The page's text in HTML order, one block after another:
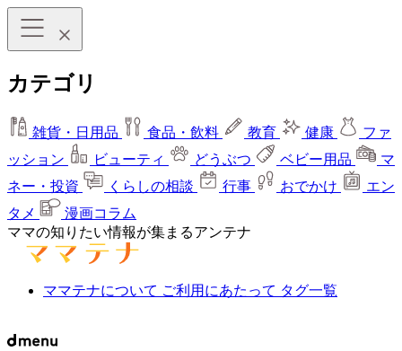
カテゴリ
雑貨・日用品 食品・飲料 教育 健康
ファ
ッション
ビューティ どうぶつ ベビー用品
マ
ネー・投資
くらしの相談 行事 おでかけ
エン
タメ
漫画コラム
ママの知りたい情報が集まるアンテナ
ママテナについて ご利用にあたって タグ一覧